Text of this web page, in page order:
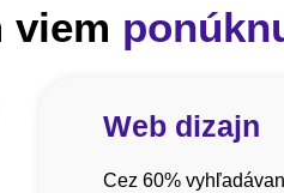
viem
Web dizajn
Cez 60%